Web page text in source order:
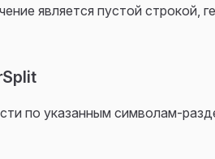
является пустой строкой,
по указанным символам-